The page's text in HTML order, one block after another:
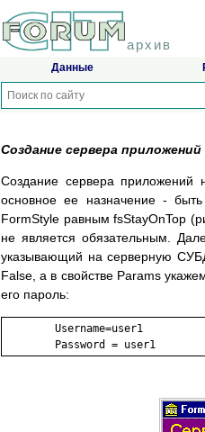
архив
Данные
Создание сервера приложений
Создание сервера
основное ее назначение -
FormStyle равным fsStayOnTop
не является обязательным.
указывающий на серверную
False, а в свойстве Params
его пароль: